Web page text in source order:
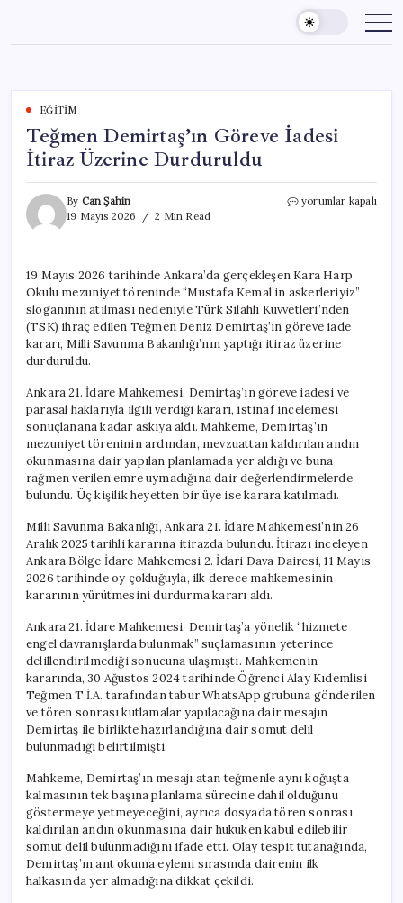
content
EĞITIM
Teğmen Demirtaş’ın Göreve İadesi
İtiraz Üzerine Durduruldu
By Can Şahin
19 Mayıs 2026
2 Min Read
Teğmen
Üzerine
Durduruldu
için
yorumlar kapalı
19 Mayıs 2026 tarihinde Ankara’da gerçekleşen Kara Harp
Okulu mezuniyet töreninde “Mustafa Kemal’in askerleriyiz”
sloganının atılması nedeniyle Türk Silahlı Kuvvetleri’nden
(TSK) ihraç edilen Teğmen Deniz Demirtaş’ın göreve iade
kararı, Milli Savunma Bakanlığı’nın yaptığı itiraz üzerine
durduruldu.
Ankara 21. İdare Mahkemesi, Demirtaş’ın göreve iadesi ve
parasal haklarıyla ilgili verdiği kararı, istinaf incelemesi
sonuçlanana kadar askıya aldı. Mahkeme, Demirtaş’ın
mezuniyet töreninin ardından, mevzuattan kaldırılan andın
okunmasına dair yapılan planlamada yer aldığı ve buna
rağmen verilen emre uymadığına dair değerlendirmelerde
bulundu. Üç kişilik heyetten bir üye ise karara katılmadı.
Milli Savunma Bakanlığı, Ankara 21. İdare Mahkemesi’nin 26
Aralık 2025 tarihli kararına itirazda bulundu. İtirazı inceleyen
Ankara Bölge İdare Mahkemesi 2. İdari Dava Dairesi, 11 Mayıs
2026 tarihinde oy çokluğuyla, ilk derece mahkemesinin
kararının yürütmesini durdurma kararı aldı.
Ankara 21. İdare Mahkemesi, Demirtaş’a yönelik “hizmete
engel davranışlarda bulunmak” suçlamasının yeterince
delillendirilmediği sonucuna ulaşmıştı. Mahkemenin
kararında, 30 Ağustos 2024 tarihinde Öğrenci Alay Kıdemlisi
Teğmen T.İ.A. tarafından tabur WhatsApp grubuna gönderilen
ve tören sonrası kutlamalar yapılacağına dair mesajın
Demirtaş ile birlikte hazırlandığına dair somut delil
bulunmadığı belirtilmişti.
Mahkeme, Demirtaş’ın mesajı atan teğmenle aynı koğuşta
kalmasının tek başına planlama sürecine dahil olduğunu
göstermeye yetmeyeceğini, ayrıca dosyada tören sonrası
kaldırılan andın okunmasına dair hukuken kabul edilebilir
somut delil bulunmadığını ifade etti. Olay tespit tutanağında,
Demirtaş’ın ant okuma eylemi sırasında dairenin ilk
halkasında yer almadığına dikkat çekildi.